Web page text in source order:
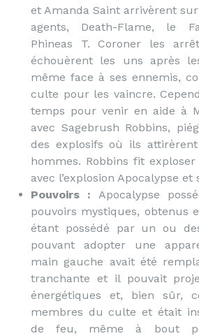
et Amanda Saint arrivèrent
agents, Death-Flame, le
Phineas T. Coroner les
échouèrent les uns après
même face à ses ennemis,
culte pour les vaincre.
temps pour venir en aide à
avec Sagebrush Robbins,
des explosifs où ils
hommes. Robbins fit
avec l’explosion Apocalypse et
Pouvoirs : Apocalypse
pouvoirs mystiques, obtenus
étant possédé par un ou
pouvant adopter une
main gauche avait été
tranchante et il pouvait
énergétiques et, bien sûr,
membres du culte et était
de feu, même à bout